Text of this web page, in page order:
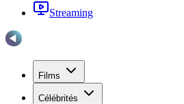
Streaming
Films
Célébrités